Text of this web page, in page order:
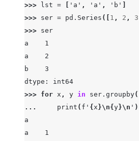
>>> lst = 'a' , 'a' , 'b'
>>> ser = pd . Series ([ 1 , 2 , 3
>>> ser
a    1
a    2
b    3
dtype: int64
>>> for x , y in ser . groupby(
...
print ( f ' { x }\n{ y}\n ' )
a
a    1